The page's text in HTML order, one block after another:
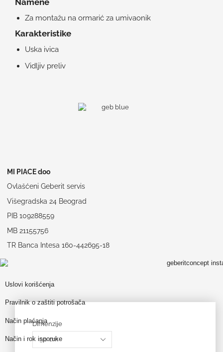
Namene
Za montažu na ormarić za umivaonik
Karakteristike
Uska ivica
Vidljiv preliv
Dimenzije
MI PIACE doo
Ovlašćeni Geberit servis
Višegradska 24 Beograd
PIB 109288559
MB 21155756
TR Banca Intesa 160-442695-18
Uslovi korišćenja
Pravilnik o zaštiti potrošača
Način plaćanja
Način i rok isporuke